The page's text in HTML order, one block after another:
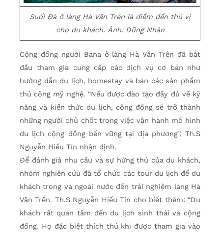
Suối Đá ở làng Hà Văn Trên là điểm đến thú vị
cho du khách. Ảnh: Dũng Nhân
Cộng đồng người Bana ở làng Hà Văn Trên đã bắt
đầu tham gia cung cấp các dịch vụ cơ bản như
hướng dẫn du lịch, homestay và bán các sản phẩm
thủ công mỹ nghệ. “Nếu được đào tạo đầy đủ về kỹ
năng và kiến thức du lịch, cộng đồng sẽ trở thành
những người chủ chốt trong việc vận hành mô hình
du lịch cộng đồng bền vững tại địa phương”, Th.S
Nguyễn Hiếu Tín nhận định.
Để đánh giá nhu cầu và sự hứng thú của du khách,
nhóm nghiên cứu đã tổ chức các tour du lịch để du
khách trong và ngoài nước đến trải nghiệm làng Hà
Văn Trên. Th.S Nguyễn Hiếu Tín cho biết thêm: “Du
khách rất quan tâm đến du lịch sinh thái và cộng
đồng. Họ đặc biệt thích thú khi được tham gia vào